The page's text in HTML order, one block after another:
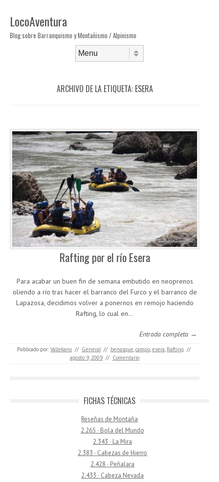
LocoAventura
Blog sobre Barranquismo y Montañismo / Alpinismo
ARCHIVO DE LA ETIQUETA: ESERA
Rafting por el río Esera
Para acabar un buen fin de semana embutido en neoprenos
oliendo a río tras hacer el barranco del Furco y el barranco de
Lapazosa, decidimos volver a ponernos en remojo haciendo
Rafting, lo cual en…
Entrada completa →
Publicado por: Vallekano // General // benasque,campo,esera, Rafting //
agosto 9, 2009 // Comentario
FICHAS TÉCNICAS
Reseñas de Montaña
2.265 · Bola del Mundo
2.343 · La Mira
2.383 · Cabezas de Hierro
2.428 · Peñalara
2.433 · Cabeza Nevada